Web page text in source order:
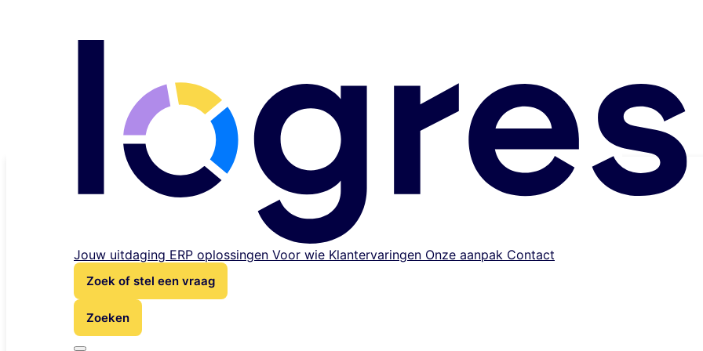
Werken bij Logres
Kennisbank
Over Logres
Jouw uitdaging ERP oplossingen Voor wie Klantervaringen Onze aanpak Contact
Zoek of stel een vraag
Zoeken